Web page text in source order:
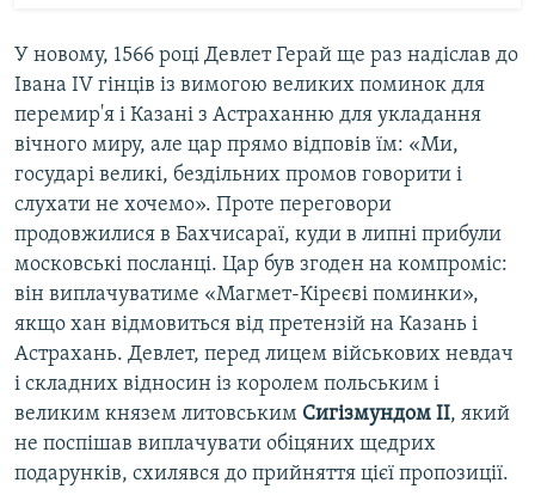
У новому, 1566 році Девлет Герай ще раз надіслав до
Івана IV гінців із вимогою великих поминок для
перемир'я і Казані з Астраханню для укладання
вічного миру, але цар прямо відповів їм: «Ми,
государі великі, бездільних промов говорити і
слухати не хочемо». Проте переговори
продовжилися в Бахчисараї, куди в липні прибули
московські посланці. Цар був згоден на компроміс:
він виплачуватиме «Магмет-Кіреєві поминки»,
якщо хан відмовиться від претензій на Казань і
Астрахань. Девлет, перед лицем військових невдач
і складних відносин із королем польським і
великим князем литовським Сигізмундом II, який
не поспішав виплачувати обіцяних щедрих
подарунків, схилявся до прийняття цієї пропозиції.